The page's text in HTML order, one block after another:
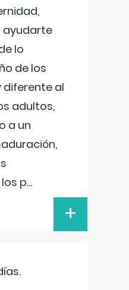
lo
de los
diferente al
adultos,
a un
p...
+